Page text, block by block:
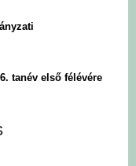
tanév első félévére